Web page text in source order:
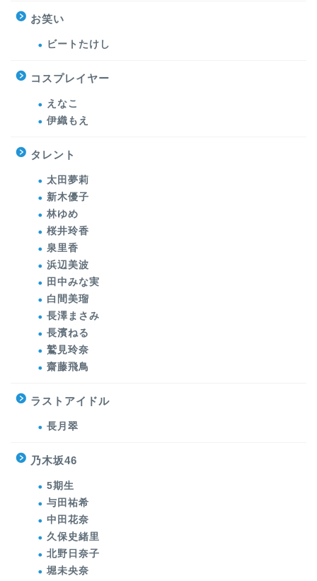
お笑い
ビートたけし
コスプレイヤー
えなこ
伊織もえ
タレント
太田夢莉
新木優子
林ゆめ
桜井玲香
泉里香
浜辺美波
田中みな実
白間美瑠
長澤まさみ
長濱ねる
鷲見玲奈
齋藤飛鳥
ラストアイドル
長月翠
乃木坂46
5期生
与田祐希
中田花奈
久保史緒里
北野日奈子
堀未央奈